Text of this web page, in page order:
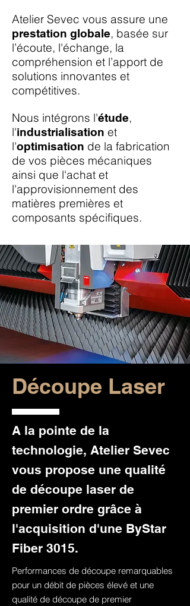
Atelier Sevec vous assure une
prestation globale, basée sur
l’écoute, l'échange, la
compréhension et l’apport de
solutions innovantes et
compétitives.
Nous intégrons l'étude,
l'industrialisation et
l'optimisation de la fabrication
de vos pièces mécaniques
ainsi que l'achat et
l'approvisionnement des
matières premières et
composants spécifiques.
Découpe Laser
A la pointe de la
technologie, Atelier Sevec
vous propose une qualité
de découpe laser de
premier ordre grâce à
l'acquisition d'une ByStar
Fiber 3015.
Performances de découpe remarquables
pour un débit de pièces élevé et une
qualité de découpe de premier